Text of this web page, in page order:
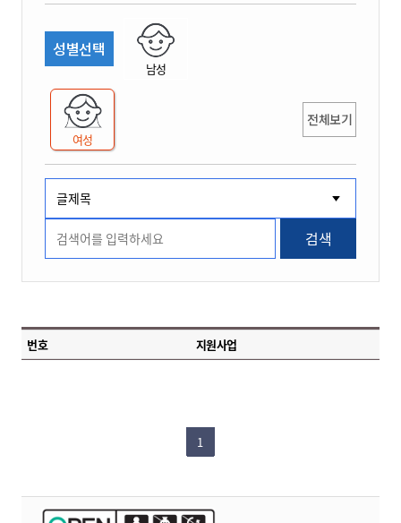
성별선택
남성
여성
전체보기
검색
번호 지원사업
1